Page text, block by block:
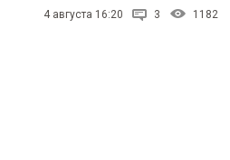
4 августа 16:20 3 1182